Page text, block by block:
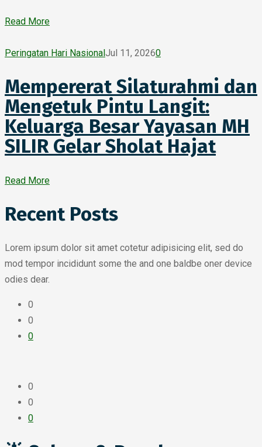
Read More
Peringatan Hari NasionalJul 11, 20260
Mempererat Silaturahmi dan
Mengetuk Pintu Langit:
Keluarga Besar Yayasan MH
SILIR Gelar Sholat Hajat
Read More
Recent Posts
Lorem ipsum dolor sit amet cotetur adipisicing elit, sed do
mod tempor incididunt some the and one baldbe oner device
odies dear.
0
0
0
0
0
0